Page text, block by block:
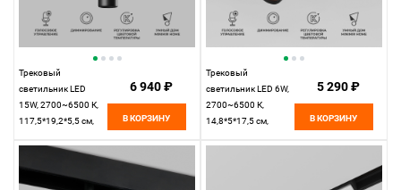
Трековый
светильник LED
15W, 2700~6500 К,
117,5*19,2*5,5 см,
Elektrostandard Slim
Magnetic 85073/01
6 940 ₽
В КОРЗИНУ
Трековый
светильник LED 6W,
2700~6500 К,
14,8*5*17,5 см,
5 290 ₽
В КОРЗИНУ